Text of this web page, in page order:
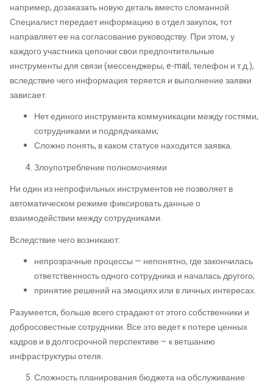
например, дозаказать новую деталь вместо сломанной.
Специалист передает информацию в отдел закупок, тот
направляет ее на согласование руководству. При этом, у
каждого участника цепочки свои предпочтительные
инструменты для связи (мессенджеры, e-mail, телефон и т.д.),
вследствие чего информация теряется и выполнение заявки
зависает.
Нет единого инструмента коммуникации между гостями,
сотрудниками и подрядчиками;
Сложно понять, в каком статусе находится заявка.
Злоупотребление полномочиями
Ни один из непрофильных инструментов не позволяет в
автоматическом режиме фиксировать данные о
взаимодействии между сотрудниками.
Вследствие чего возникают:
непрозрачные процессы — непонятно, где закончилась
ответственность одного сотрудника и началась другого;
принятие решений на эмоциях или в личных интересах.
Разумеется, больше всего страдают от этого собственники и
добросовестные сотрудники. Все это ведет к потере ценных
кадров и в долгосрочной перспективе – к ветшанию
инфраструктуры отеля.
Сложность планирования бюджета на обслуживание